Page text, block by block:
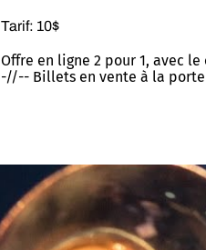
Tarif: 10$
Offre en ligne 2 pour 1, avec le
-//-- Billets en vente à la